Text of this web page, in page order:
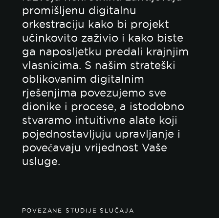
promišljenu digitalnu
orkestraciju kako bi projekt
učinkovito zaživio i kako biste
ga naposljetku predali krajnjim
vlasnicima. S našim strateški
oblikovanim digitalnim
rješenjima povezujemo sve
dionike i procese, a istodobno
stvaramo intuitivne alate koji
pojednostavljuju upravljanje i
povećavaju vrijednost Vaše
usluge.
POVEZANE STUDIJE SLUČAJA